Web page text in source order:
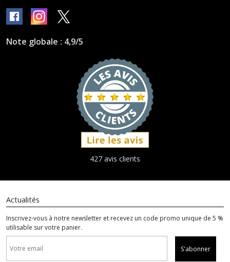
Note globale : 4,9/5
427 avis clients
Actualités
Inscrivez-vous à notre newsletter et recevez un code promo unique de 5 %
utilisable sur votre panier.
S'abonner